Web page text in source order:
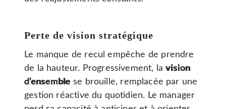
Perte de vision stratégique
Le manque de recul empêche de prendre
de la hauteur. Progressivement, lavision
d’ensemble se brouille, remplacée par une
gestion réactive du quotidien. Le manager